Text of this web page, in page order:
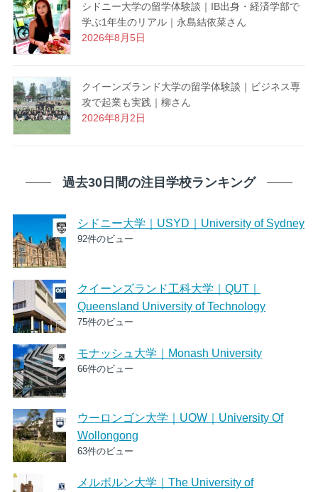
シドニー大学の留学体験談｜IB出身・経済学部で
学ぶ1年生のリアル｜永島結依菜さん
2026年8月5日
クイーンズランド大学の留学体験談｜ビジネス専
攻で起業も実践｜柳さん
2026年8月2日
過去30日間の注目学校ランキング
シドニー大学｜USYD｜University of Sydney
92件のビュー
クイーンズランド工科大学｜QUT｜
Queensland University of Technology
75件のビュー
モナッシュ大学｜Monash University
66件のビュー
ウーロンゴン大学｜UOW｜University Of
Wollongong
63件のビュー
メルボルン大学｜The University of